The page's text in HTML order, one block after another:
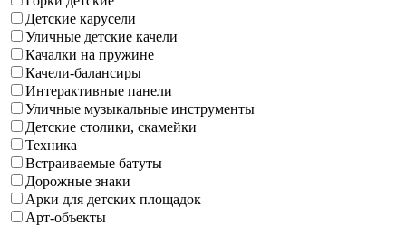
Детские карусели
Уличные детские качели
Качалки на пружине
Качели-балансиры
Интерактивные панели
Уличные музыкальные инструменты
Детские столики, скамейки
Техника
Встраиваемые батуты
Дорожные знаки
Арки для детских площадок
Арт-объекты